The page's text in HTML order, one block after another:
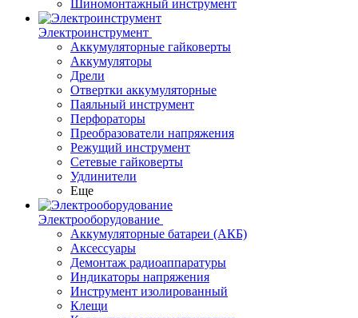
Шиномонтажный инструмент
Электроинструмент
Аккумуляторные гайковерты
Аккумуляторы
Дрели
Отвертки аккумуляторные
Паяльный инструмент
Перфораторы
Преобразователи напряжения
Режущий инструмент
Сетевые гайковерты
Удлинители
Еще
Электрооборудование
Аккумуляторные батареи (АКБ)
Аксессуары
Демонтаж радиоаппаратуры
Индикаторы напряжения
Инструмент изолированный
Клещи